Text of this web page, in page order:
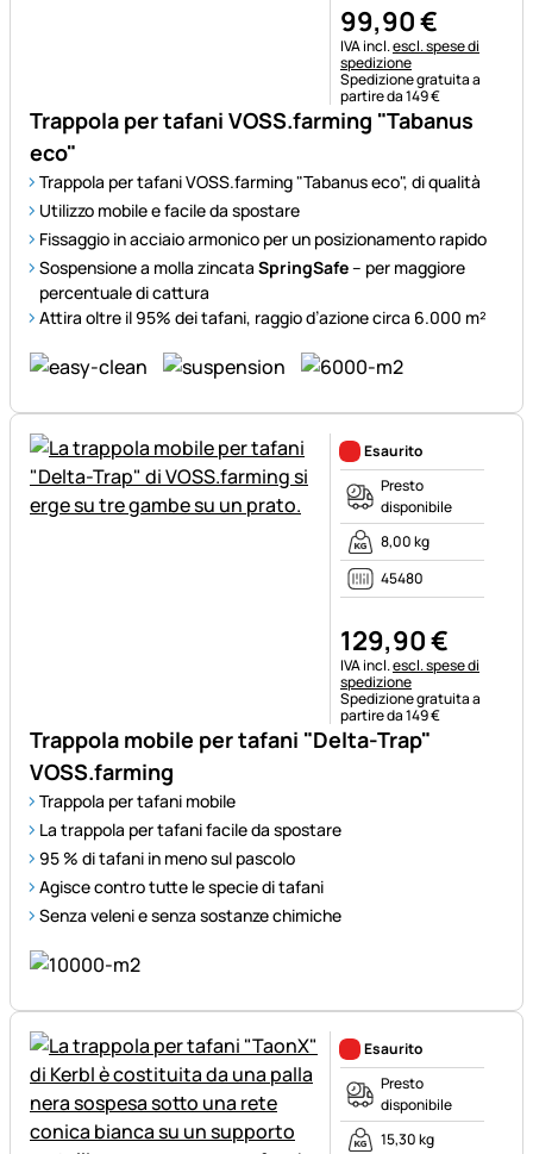
Trappola per tafani VOSS.farming "Tabanus
eco"
Trappola per tafani VOSS.farming "Tabanus eco", di qualità
Utilizzo mobile e facile da spostare
Fissaggio in acciaio armonico per un posizionamento rapido
Sospensione a molla zincata SpringSafe– per maggiore
percentuale di cattura
Attira oltre il 95% dei tafani, raggio d’azione circa 6.000 m²
99,90€
Informazioni fiscali:
IVA incl.escl. spese di
spedizione
Spedizione gratuita a
partire da 149 €
Trappola mobile per tafani "Delta-Trap"
VOSS.farming
Trappola per tafani mobile
La trappola per tafani facile da spostare
95 % di tafani in meno sul pascolo
Agisce contro tutte le specie di tafani
Senza veleni e senza sostanze chimiche
Esaurito
Presto
disponibile
8,00 kg
45480
129,90€
Informazioni fiscali:
IVA incl.escl. spese di
spedizione
Spedizione gratuita a
partire da 149 €
Esaurito
Presto
disponibile
15,30 kg